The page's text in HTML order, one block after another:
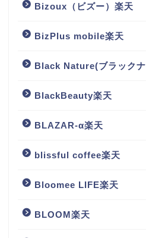
Bizoux（ビズー）楽天
BizPlus mobile楽天
Black Nature(ブラック
BlackBeauty楽天
BLAZAR-α楽天
blissful coffee楽天
Bloomee LIFE楽天
BLOOM楽天